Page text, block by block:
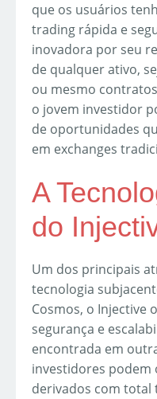
que os usuários
trading rápida e
inovadora por seu
de qualquer ativo,
ou mesmo
o jovem investidor
de oportunidades
em exchanges
A
do
Um dos principais
tecnologia
Cosmos, o Injective
segurança e
encontrada em
investidores
derivados com total